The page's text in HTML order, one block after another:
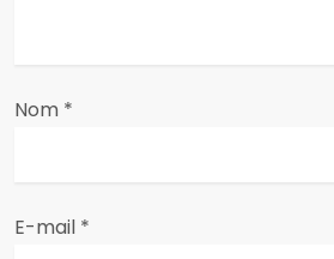
a
t
Nom *
E-mail *